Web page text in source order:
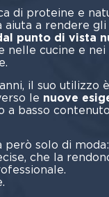
di proteine e
aiuta a rendere gli
punto di vista
nelle cucine e
il suo utilizzo
le nuove
a basso
però solo di
che la